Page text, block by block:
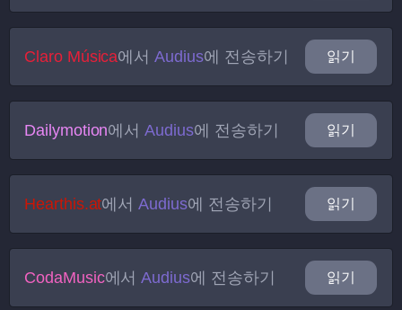
Claro Música에서Audius에 전송하기 읽기
Dailymotion에서Audius에 전송하기 읽기
Hearthis.at에서Audius에 전송하기 읽기
CodaMusic에서Audius에 전송하기 읽기